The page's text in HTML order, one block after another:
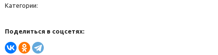
Категории:
Поделиться в соцсетях: